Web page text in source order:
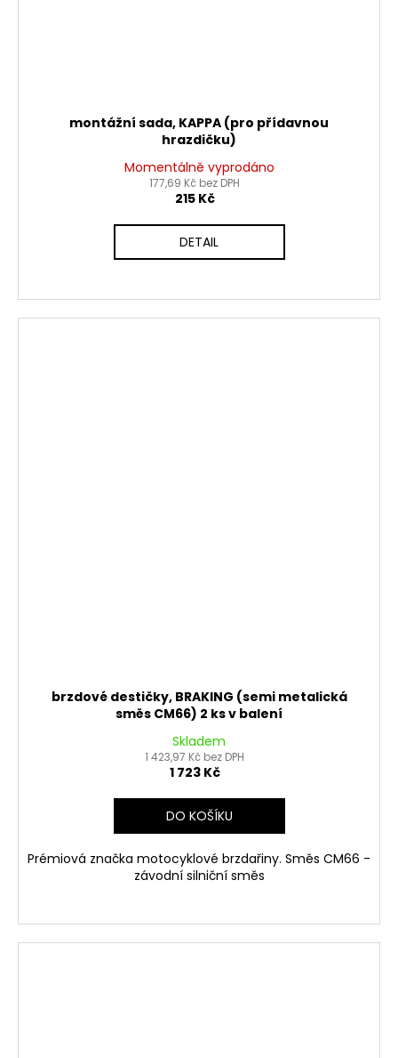
montážní sada, KAPPA (pro přídavnou
hrazdičku)
Momentálně vyprodáno
177,69 Kč bez DPH
215 Kč
DETAIL
brzdové destičky, BRAKING (semi metalická
směs CM66) 2 ks v balení
Skladem
1 423,97 Kč bez DPH
1 723 Kč
DO KOŠÍKU
Prémiová značka motocyklové brzdařiny. Směs CM66 -
závodní silniční směs